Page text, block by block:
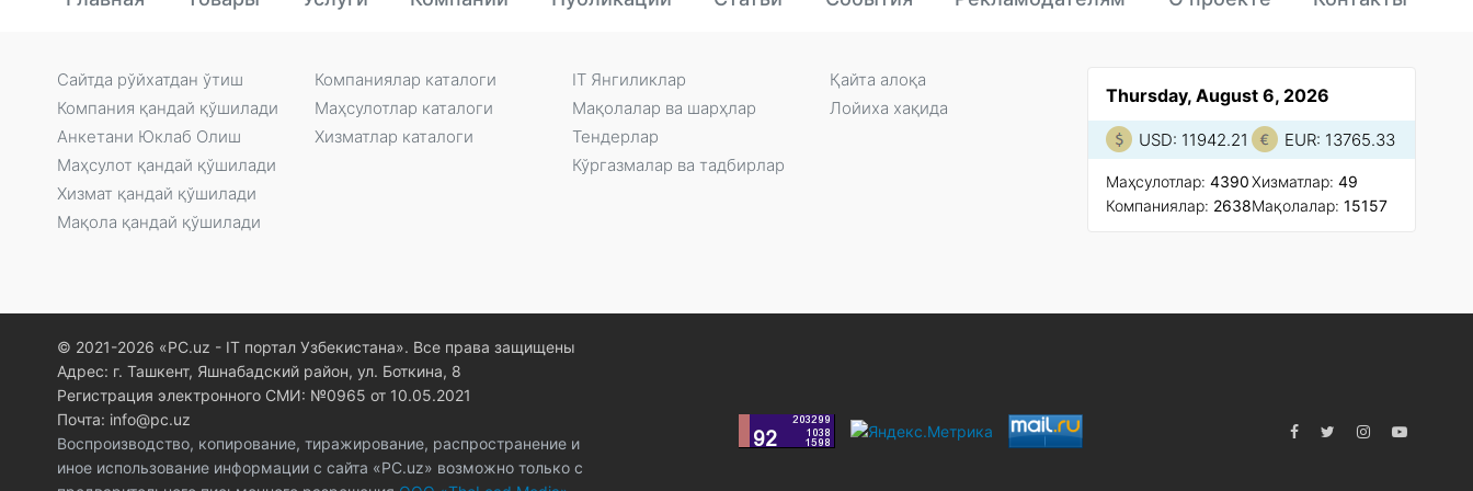
Thursday, August 6, 2026
USD: 11942.21 EUR: 13765.33
Маҳсулотлар: 4390
Компаниялар: 2638
Xизматлар: 49
Мақолалар: 15157
Сайтда рўйxатдан ўтиш
Компания қандай қўшилади
Анкетани Юклаб Олиш
Маҳсулот қандай қўшилади
Xизмат қандай қўшилади
Мақола қандай қўшилади
Компаниялар каталоги
Маҳсулотлар каталоги
Xизматлар каталоги
IT Янгиликлар
Мақолалар ва шарҳлар
Тендерлар
Кўргазмалар ва тадбирлар
Қайта алоқа
Лойиха хақида
© 2021-2026 «PC.uz - IT портал Узбекистана». Все права защищены
Адрес: г. Ташкент, Яшнабадский район, ул. Боткина, 8
Регистрация электронного СМИ: №0965 от 10.05.2021
Почта: info@pc.uz
Воспроизводство, копирование, тиражирование, распространение и
иное использование информации с сайта «PC.uz» возможно только с